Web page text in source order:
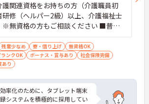
関連資格をお持ちの方（介護職員初
研修（ヘルパー2級）以上、介護福祉士
※無資格の方もご相談ください ■普通
車第一種運転免許歓迎 ※夜勤対応必須
属サービスに関わらず、介護職正社員
勤シフトに入る可能性があります）
残業少なめ 寮・借り上げ
無資格OK
ランクOK ボーナス・賞与あり
社会保険完備
あり
率化のために、タブレット端末
システムを積極的に採用してい